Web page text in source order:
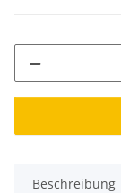
Beschreibung